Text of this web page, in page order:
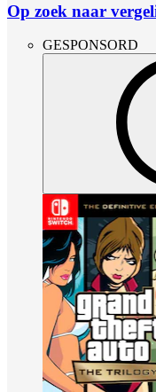
Op zoek naar
GESPONSORD